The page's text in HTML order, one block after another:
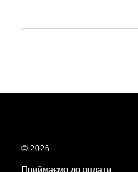
© 2026
Приймаємо до оплати